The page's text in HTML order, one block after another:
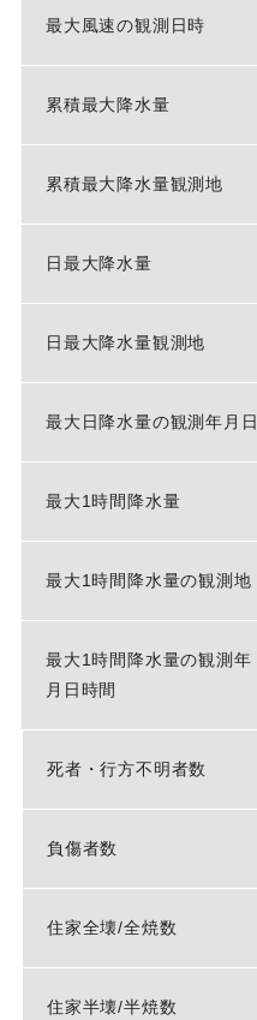
最大風速の観測日時
累積最大降水量
累積最大降水量観測地
日最大降水量
日最大降水量観測地
最大日降水量の観測年月日
最大1時間降水量
最大1時間降水量の観測地
最大1時間降水量の観測年
月日時間
死者・行方不明者数
負傷者数
住家全壊/全焼数
住家半壊/半焼数